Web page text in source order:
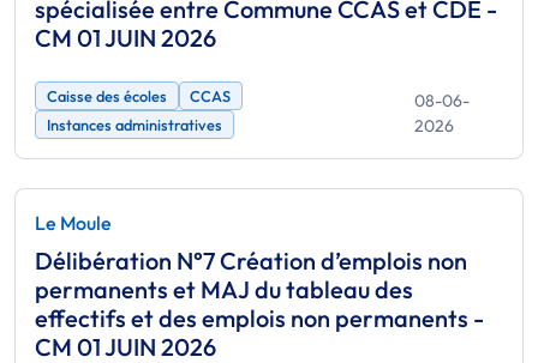
spécialisée entre Commune CCAS et CDE -
CM 01 JUIN 2026
Caisse des écoles
CCAS
Instances administratives
08-06-
2026
Le Moule
Délibération N°7 Création d’emplois non
permanents et MAJ du tableau des
effectifs et des emplois non permanents -
CM 01 JUIN 2026